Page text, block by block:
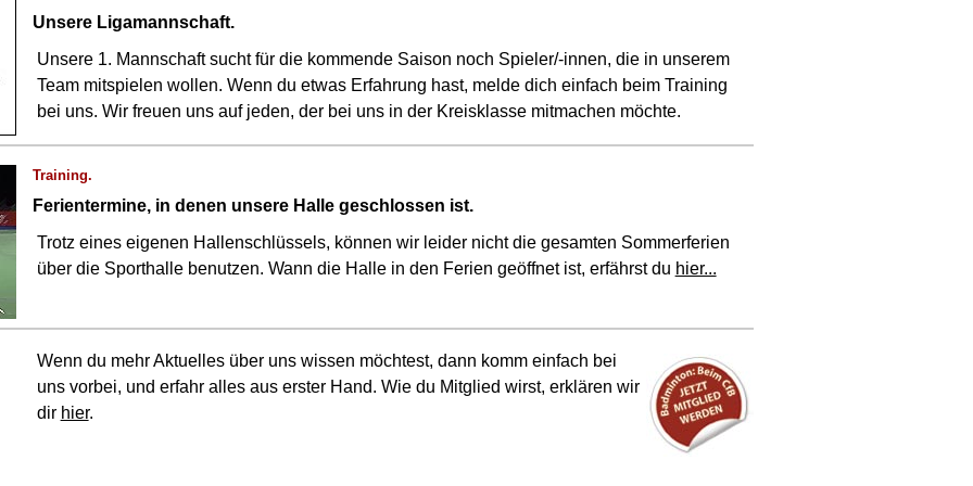
Unsere Ligamannschaft.
Unsere 1. Mannschaft sucht für die kommende Saison noch Spieler/-innen, die in unserem
Team mitspielen wollen. Wenn du etwas Erfahrung hast, melde dich einfach beim Training
bei uns. Wir freuen uns auf jeden, der bei uns in der Kreisklasse mitmachen möchte.
Training.
Ferientermine, in denen unsere Halle geschlossen ist.
Trotz eines eigenen Hallenschlüssels, können wir leider nicht die gesamten Sommerferien
über die Sporthalle benutzen. Wann die Halle in den Ferien geöffnet ist, erfährst du hier...
Wenn du mehr Aktuelles über uns wissen möchtest, dann komm einfach bei
uns vorbei, und erfahr alles aus erster Hand. Wie du Mitglied wirst, erklären wir
dir hier.